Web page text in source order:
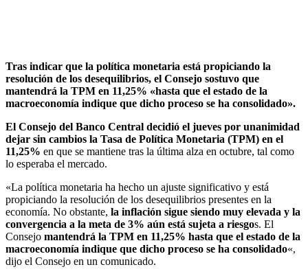
Tras indicar que la política monetaria está propiciando la
resolución de los desequilibrios, el Consejo sostuvo que
mantendrá la TPM en 11,25% «hasta que el estado de la
macroeconomía indique que dicho proceso se ha consolidado».
El Consejo del Banco Central decidió el jueves por unanimidad
dejar sin cambios la Tasa de Política Monetaria (TPM) en el
11,25% en que se mantiene tras la última alza en octubre, tal como
lo esperaba el mercado.
«La política monetaria ha hecho un ajuste significativo y está
propiciando la resolución de los desequilibrios presentes en la
economía. No obstante, la inflación sigue siendo muy elevada y la
convergencia a la meta de 3% aún está sujeta a riesgos. El
Consejo mantendrá la TPM en 11,25% hasta que el estado de la
macroeconomía indique que dicho proceso se ha consolidado«,
dijo el Consejo en un comunicado.